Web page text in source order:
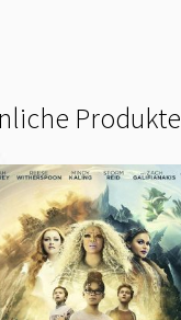
Produkte